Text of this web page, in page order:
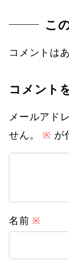
カ
ブ
こ
コメントは
コメント
メールアド
せん。
※ が
名前 ※